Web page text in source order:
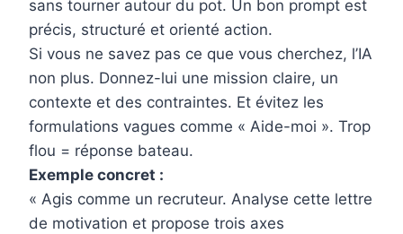
sans tourner autour du pot. Un bon prompt est
précis, structuré et orienté action.
Si vous ne savez pas ce que vous cherchez, l’IA
non plus. Donnez-lui une mission claire, un
contexte et des contraintes. Et évitez les
formulations vagues comme « Aide-moi ». Trop
flou = réponse bateau.
Exemple concret :
« Agis comme un recruteur. Analyse cette lettre
de motivation et propose trois axes